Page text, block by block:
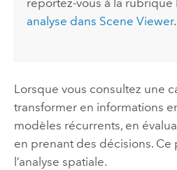
reportez-vous à la rubrique
analyse dans Scene Viewer.
Lorsque vous consultez une
transformer en informations
modèles récurrents, en
en prenant des décisions. Ce
l’analyse spatiale.